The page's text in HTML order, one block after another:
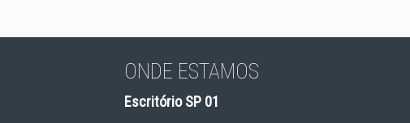
ONDE ESTAMOS
Escritório SP 01